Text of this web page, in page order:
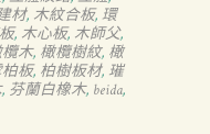
材, 木紋合板, 環
, 木心板, 木師父,
木, 橄欖樹紋, 橄
板, 柏樹板材, 璀
, 芬蘭白橡木, beida,